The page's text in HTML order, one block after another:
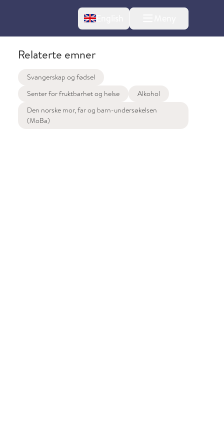
English
Relaterte emner
Svangerskap og fødsel
Senter for fruktbarhet og helse
Alkohol
Den norske mor, far og barn-undersøkelsen
(MoBa)